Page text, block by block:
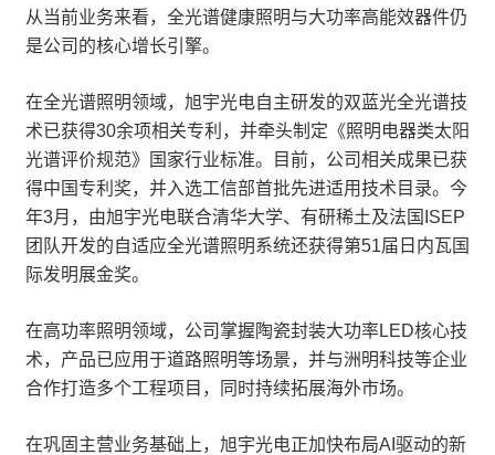
从当前业务来看，全光谱健康照明与大功率高能效器件仍
是公司的核心增长引擎。
在全光谱照明领域，旭宇光电自主研发的双蓝光全光谱技
术已获得30余项相关专利，并牵头制定《照明电器类太阳
光谱评价规范》国家行业标准。目前，公司相关成果已获
得中国专利奖，并入选工信部首批先进适用技术目录。今
年3月，由旭宇光电联合清华大学、有研稀土及法国ISEP
团队开发的自适应全光谱照明系统还获得第51届日内瓦国
际发明展金奖。
在高功率照明领域，公司掌握陶瓷封装大功率LED核心技
术，产品已应用于道路照明等场景，并与洲明科技等企业
合作打造多个工程项目，同时持续拓展海外市场。
在巩固主营业务基础上，旭宇光电正加快布局AI驱动的新